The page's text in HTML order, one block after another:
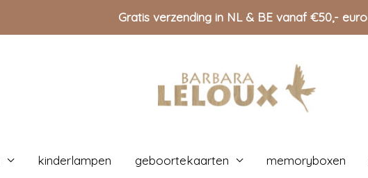
Gratis verzending in NL & BE vanaf €50,- euro
kinderlampen geboortekaarten memoryboxen